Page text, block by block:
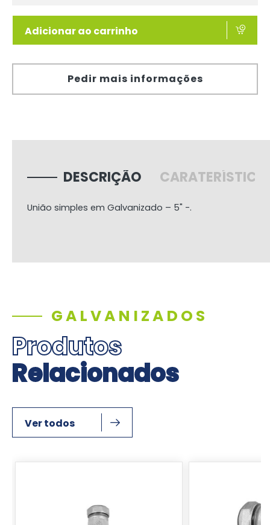
Adicionar ao carrinho
Pedir mais informações
DESCRIÇÃO
União simples em Galvanizado – 5" -.
GALVANIZADOS
Produtos
Relacionados
Ver todos